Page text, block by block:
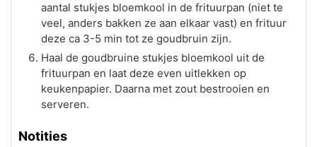
aantal stukjes bloemkool in de frituurpan (niet te
veel, anders bakken ze aan elkaar vast) en frituur
deze ca 3-5 min tot ze goudbruin zijn.
Haal de goudbruine stukjes bloemkool uit de
frituurpan en laat deze even uitlekken op
keukenpapier. Daarna met zout bestrooien en
serveren.
Notities